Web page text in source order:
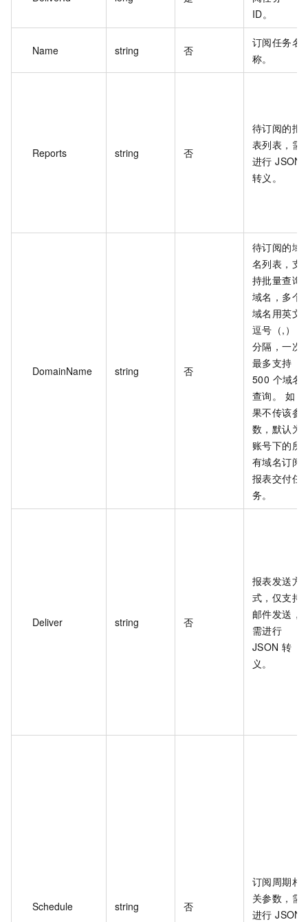
ID。
Name string 否
订阅任务名
称。
Reports string 否
待订阅的报
表列表，需
进行 JSON
转义。
DomainName string 否
待订阅的域
名列表，支
持批量查询
域名，多个
域名用英文
逗号（,）
分隔，一次
最多支持
500 个域名
查询。 如
果不传该参
数，默认为
账号下的所
有域名订阅
报表交付任
务。
Deliver string 否
报表发送方
式，仅支持
邮件发送，
需进行
JSON 转
义。
Schedule string 否
订阅周期相
关参数，需
进行 JSON